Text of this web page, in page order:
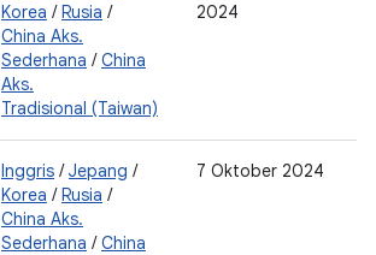
Korea /Rusia /
China Aks.
Sederhana /China
Aks.
Tradisional (Taiwan)
2024
Inggris /Jepang /
Korea /Rusia /
China Aks.
Sederhana /China
7 Oktober 2024